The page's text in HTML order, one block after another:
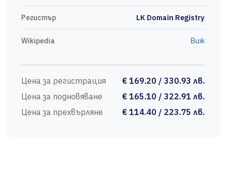
Регистър LK Domain Registry
Wikipedia Виж
Цена за регистрация
€ 169.20 / 330.93 лв.
Цена за подновяване
€ 165.10 / 322.91 лв.
Цена за прехвърляне
€ 114.40 / 223.75 лв.